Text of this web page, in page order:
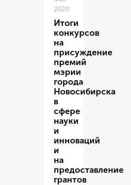
2020
Итоги
конкурсов
на
присуждение
премий
мэрии
города
Новосибирска
в
сфере
науки
и
инноваций
и
на
предоставление
грантов